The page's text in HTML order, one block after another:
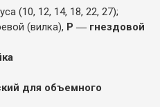
(10, 12, 14, 18, 22, 27);
(вилка), Р ― гнездовой
для объемного